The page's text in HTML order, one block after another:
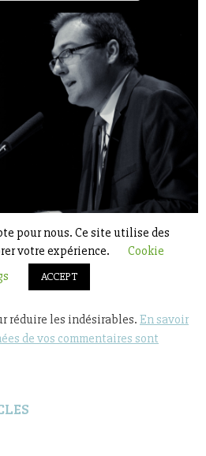
réduire les indésirables. En savoir
de vos commentaires sont